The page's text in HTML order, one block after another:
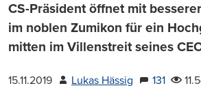
CS-Präsident öffnet mit
im noblen Zumikon für ein
mitten im Villenstreit seines
15.11.2019 Lukas Hässig 131